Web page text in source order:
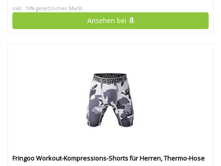
inkl. 19% gesetzlicher MwSt.
Ansehen bei
Fringoo Workout-Kompressions-Shorts für Herren, Thermo-Hose